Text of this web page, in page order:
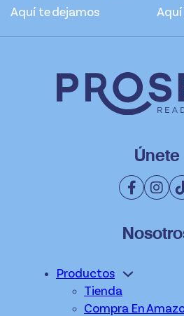
Aquí te dejamos
Aquí
Únete
Productos
Tienda
Compra En